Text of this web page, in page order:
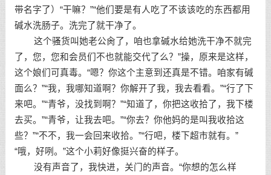
带名字了）“干嘛？”“他们要是有人吃了不该该吃的东西都用
碱水洗肠子。洗完了就干净了。
这个骚货叫她老公肏了，咱也拿碱水给她洗干净不就完
了，您，您和会员们不也就能交代了么？”操，原来是这样，
这个娘们可真毒。“嗯？你这个主意到还真是不错。咱家有碱
面么？”“我，我哪知道啊？你解开了我，我去看看。”“行了下
来吧。”“青爷，没找到啊？”“知道了，你把这收拾了，我下楼
去买。”“青爷，让我去吧。”“你去？你他妈的是叫我收拾这
些？”“不不，我一会回来收拾。”“行吧，楼下超市就有。”
“哦，好咧。”这个小莉好像挺兴奋的样子。
没有声音了，我快进，关门的声音。“你想的怎么样